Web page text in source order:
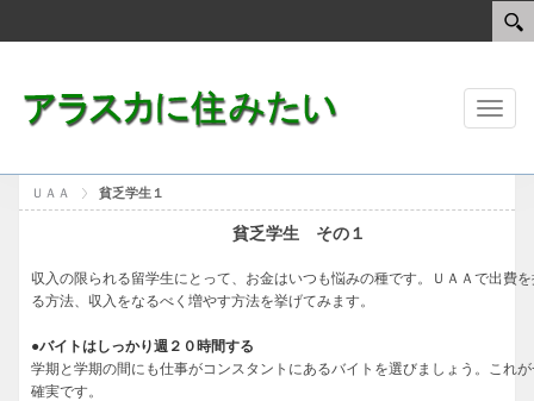
Toggle
ＵＡＡ 貧乏学生１
貧乏学生 その１
収入の限られる留学生にとって、お金はいつも悩みの種です。ＵＡＡで出費
る方法、収入をなるべく増やす方法を挙げてみます。
●バイトはしっかり週２０時間する
学期と学期の間にも仕事がコンスタントにあるバイトを選びましょう。これ
確実です。